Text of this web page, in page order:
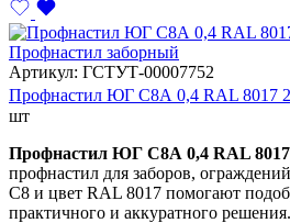
Профнастил заборный
Артикул: ГСТУТ-00007752
Профнастил ЮГ С8А 0,4 RAL 8017
шт
Профнастил ЮГ С8А 0,4 RAL 8017
профнастил для заборов,
С8 и цвет RAL 8017 помогают
практичного и аккуратного решения.